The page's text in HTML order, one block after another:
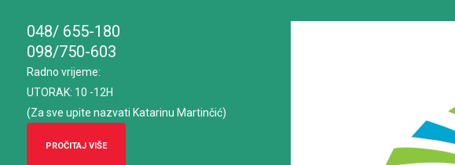
048/ 655-180
098/750-603
Radno vrijeme:
UTORAK: 10 -12H
(Za sve upite nazvati Katarinu Martinčić)
PROČITAJ VIŠE